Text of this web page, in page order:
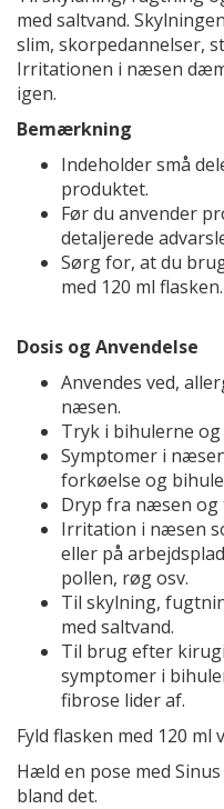
med saltvand.
slim, skorpedannelser,
Irritationen i næsen
igen.
Bemærkning
Indeholder små
produktet.
Før du anvender
detaljerede
Sørg for, at du
med 120 ml flasken.
Dosis og Anvendelse
Anvendes ved,
næsen.
Tryk i bihulerne
Symptomer i
forkøelse og
Dryp fra næsen
Irritation i næsen
eller på
pollen, røg osv.
Til skylning,
med saltvand.
Til brug efter
symptomer i
fibrose lider af.
Fyld flasken med 120
Hæld en pose med
bland det.